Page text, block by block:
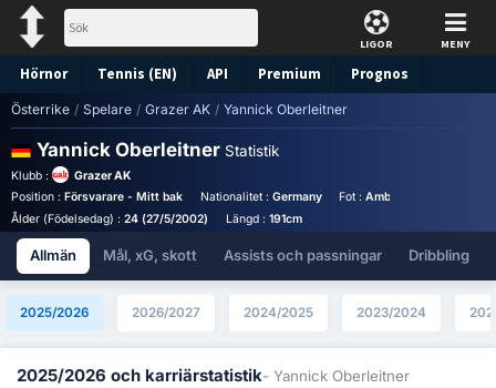
LIGOR MENY
Hörnor Tennis (EN) API Premium Prognos
Österrike / Spelare / Grazer AK / Yannick Oberleitner
Yannick Oberleitner Statistik
Klubb :
Grazer AK
Position : Försvarare - Mitt bak Nationalitet : Germany Fot :Ambidextriös
Ålder (Födelsedag) : 24 (27/5/2002) Längd : 191cm
Allmän Mål, xG, skott Assists och passningar Dribbling
2025/2026 2026/2027 2024/2025 2023/2024
2025/2026 och karriärstatistik- Yannick Oberleitner